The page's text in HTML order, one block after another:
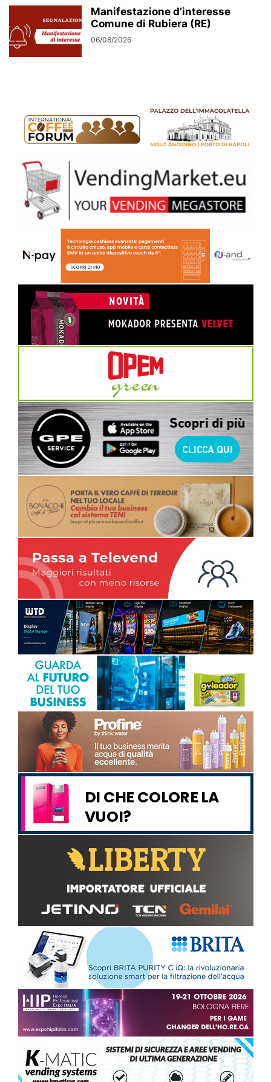
Manifestazione d’interesse
Comune di Rubiera (RE)
06/08/2026